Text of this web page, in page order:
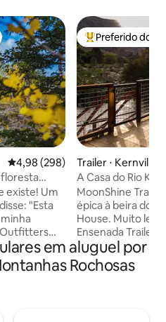
dos hóspedes
4,98 de uma avaliação média de
4,98 (298)
floresta
existe! Um
"Esta
cabana
de 4
Entre os
Preferido dos
Trailer ⋅ Kernville
A Casa do Rio
Waterfront
MoonShine
épica à beira do
House. Muito
Ensenada Trailer
restaurado e
sempre em um
ao sul de Big
em aluguel por
Rochosas